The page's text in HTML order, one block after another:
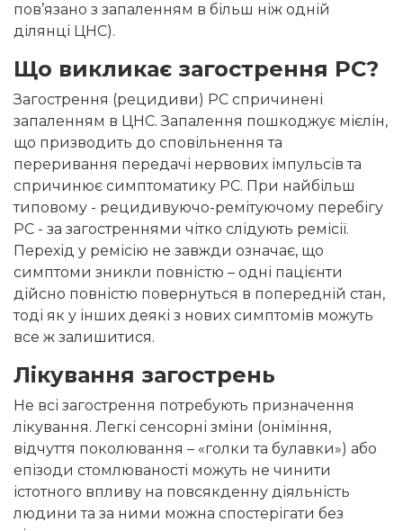
пов’язано з запаленням в більш ніж одній
ділянці ЦНС).
Що викликає загострення РС?
Загострення (рецидиви) РС спричинені
запаленням в ЦНС. Запалення пошкоджує мієлін,
що призводить до сповільнення та
переривання передачі нервових імпульсів та
спричинює симптоматику РС. При найбільш
типовому - рецидивуючо-ремітуючому перебігу
РС - за загостреннями чітко слідують ремісії.
Перехід у ремісію не завжди означає, що
симптоми зникли повністю – одні пацієнти
дійсно повністю повернуться в попередній стан,
тоді як у інших деякі з нових симптомів можуть
все ж залишитися.
Лікування загострень
Не всі загострення потребують призначення
лікування. Легкі сенсорні зміни (оніміння,
відчуття поколювання – «голки та булавки») або
епізоди стомлюваності можуть не чинити
істотного впливу на повсякденну діяльність
людини та за ними можна спостерігати без